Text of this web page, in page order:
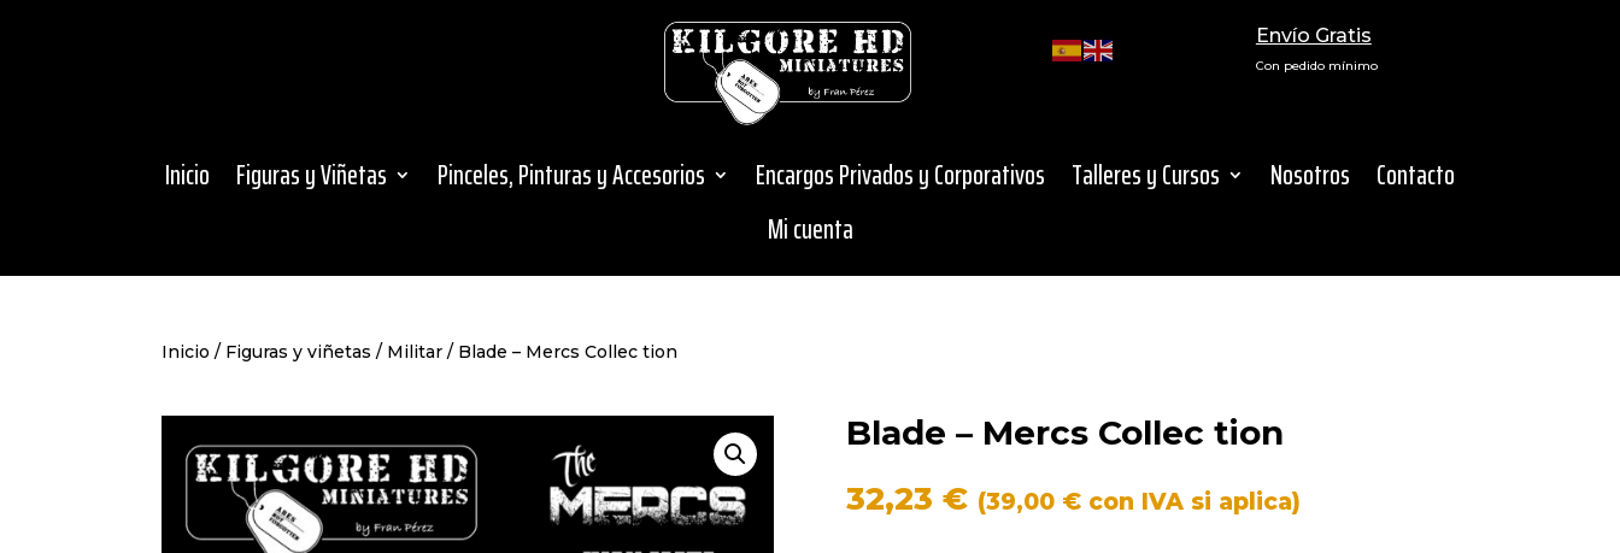
Envío Gratis
Con pedido mínimo
Inicio Figuras y Viñetas Pinceles, Pinturas y Accesorios Encargos Privados y Corporativos Talleres y Cursos Nosotros
Contacto
Mi cuenta
Inicio / Figuras y viñetas / Militar / Blade – Mercs Collec tion
Blade – Mercs Collec tion
32,23 € (39,00 €con IVA si aplica)